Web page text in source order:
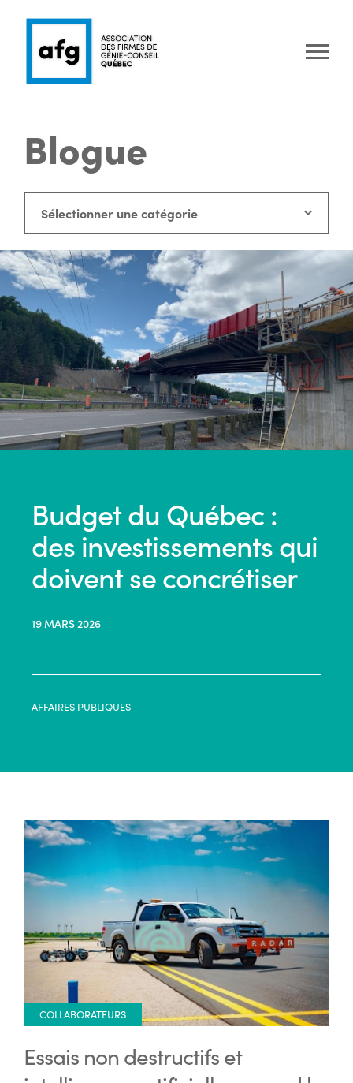
Blogue
Budget du Québec :
des investissements qui
doivent se concrétiser
19 MARS 2026
AFFAIRES PUBLIQUES
COLLABORATEURS
Essais non destructifs et